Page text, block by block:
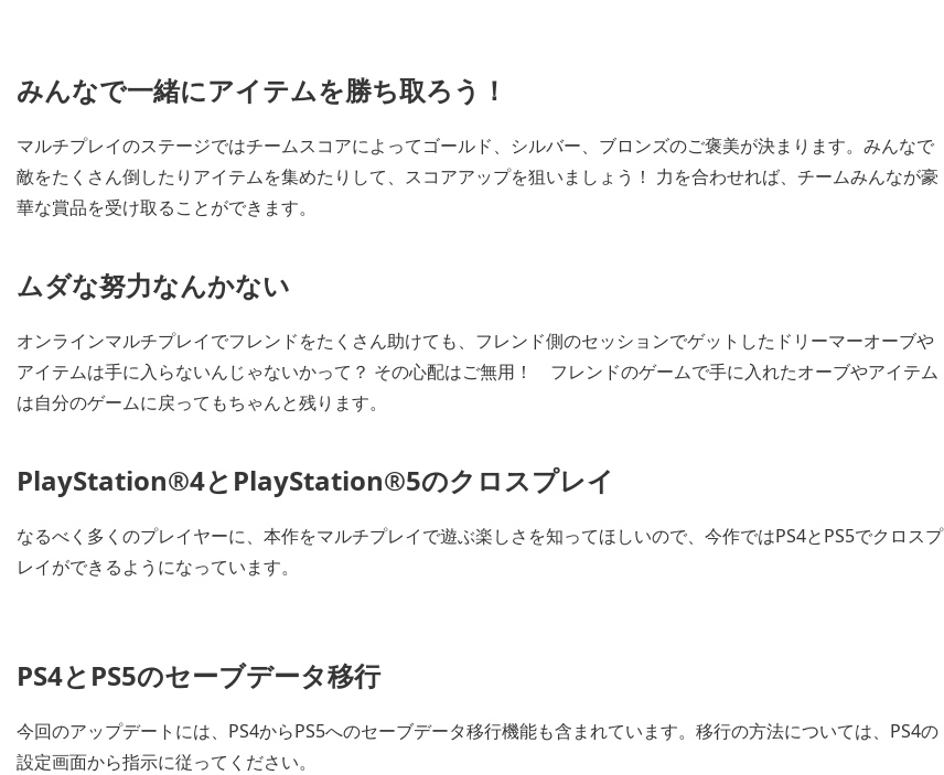
みんなで一緒にアイテムを勝ち取ろう！
マルチプレイのステージではチームスコアによってゴールド、シルバー、ブロンズのご褒美が決まります。みんなで
敵をたくさん倒したりアイテムを集めたりして、スコアアップを狙いましょう！ 力を合わせれば、チームみんなが豪
華な賞品を受け取ることができます。
ムダな努力なんかない
オンラインマルチプレイでフレンドをたくさん助けても、フレンド側のセッションでゲットしたドリーマーオーブや
アイテムは手に入らないんじゃないかって？ その心配はご無用！ フレンドのゲームで手に入れたオーブやアイテム
は自分のゲームに戻ってもちゃんと残ります。
PlayStation®4とPlayStation®5のクロスプレイ
なるべく多くのプレイヤーに、本作をマルチプレイで遊ぶ楽しさを知ってほしいので、今作ではPS4とPS5でクロスプ
レイができるようになっています。
PS4とPS5のセーブデータ移行
今回のアップデートには、PS4からPS5へのセーブデータ移行機能も含まれています。移行の方法については、PS4の
設定画面から指示に従ってください。